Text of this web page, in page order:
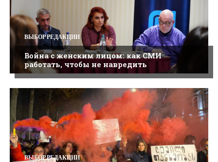
ВЫБОР РЕДАКЦИИ
Война с женским лицом: как СМИ
работать, чтобы не навредить
ВЫБОР РЕДАКЦИИ